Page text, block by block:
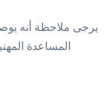
يرجى ملاحظة أنه
المساعدة